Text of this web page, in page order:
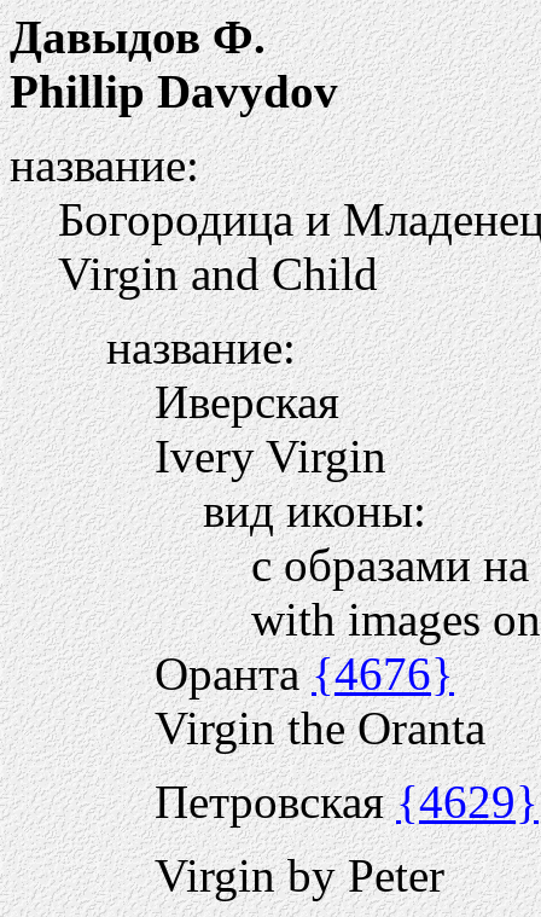
Давыдов Ф.
Phillip Davydov
название:
Богородица и
Virgin and Child
название:
Иверская
Ivery Virgin
вид иконы:
с образами
with images
Оранта{4676}
Virgin the Oranta
Петровская{4629}
Virgin by Peter